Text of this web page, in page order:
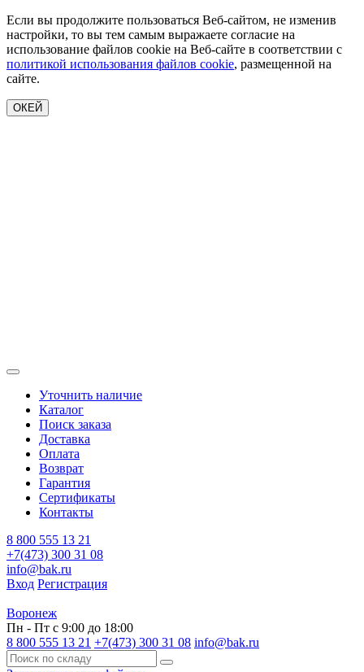
Если вы продолжите пользоваться Веб-сайтом, не изменив
настройки, то вы тем самым выражаете согласие на
использование файлов cookie на Веб-сайте в соответствии с
политикой использования файлов cookie, размещенной на
сайте.
ОКЕЙ
Уточнить наличие
Каталог
Поиск заказа
Доставка
Оплата
Возврат
Гарантия
Сертификаты
Контакты
8 800 555 13 21
+7(473) 300 31 08
info@bak.ru
Вход Регистрация
Воронеж
Пн - Пт с 9:00 до 18:00
8 800 555 13 21 +7(473) 300 31 08 info@bak.ru